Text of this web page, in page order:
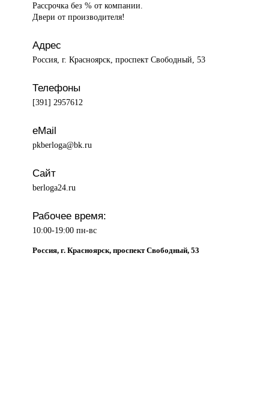
Рассрочка без % от компании.
Двери от производителя!
Адрес
Россия, г. Красноярск, проспект Свободный, 53
Телефоны
[391] 2957612
eMail
pkberloga@bk.ru
Сайт
berloga24.ru
Рабочее время:
10:00-19:00 пн-вс
Россия, г. Красноярск, проспект Свободный, 53